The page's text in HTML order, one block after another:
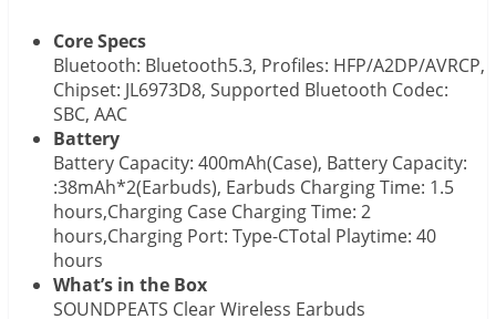
Core Specs
Bluetooth: Bluetooth5.3, Profiles: HFP/A2DP/AVRCP,
Chipset: JL6973D8, Supported Bluetooth Codec:
SBC, AAC
Battery
Battery Capacity: 400mAh(Case), Battery Capacity:
:38mAh*2(Earbuds), Earbuds Charging Time: 1.5
hours,Charging Case Charging Time: 2
hours,Charging Port: Type-CTotal Playtime: 40
hours
What’s in the Box
SOUNDPEATS Clear Wireless Earbuds